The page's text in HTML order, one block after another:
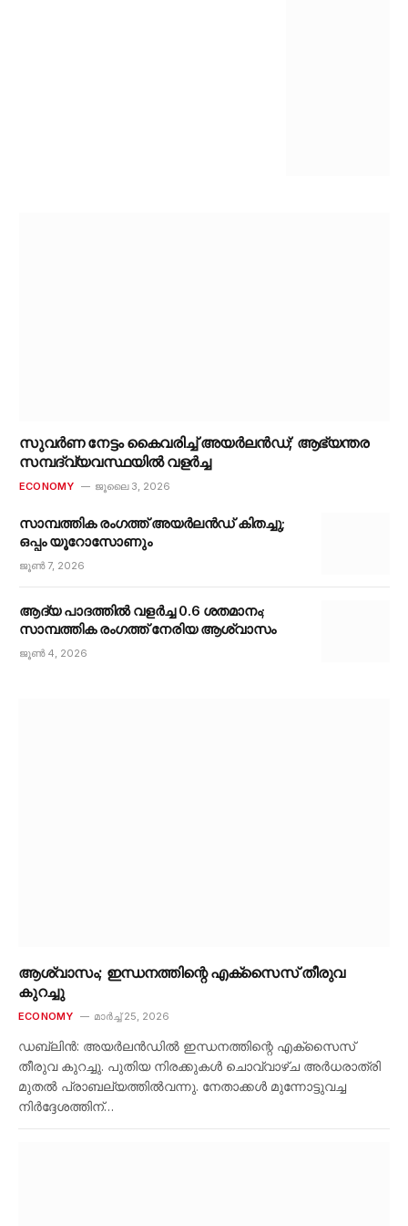
സുവർണ നേട്ടം കൈവരിച്ച് അയർലൻഡ്; ആഭ്യന്തര
സമ്പദ്‌വ്യവസ്ഥയിൽ വളർച്ച
ECONOMY ജൂലൈ 3, 2026
സാമ്പത്തിക രംഗത്ത് അയർലൻഡ് കിതച്ചു;
ഒപ്പം യൂറോസോണും
ജൂൺ 7, 2026
ആദ്യ പാദത്തിൽ വളർച്ച 0.6 ശതമാനം;
സാമ്പത്തിക രംഗത്ത് നേരിയ ആശ്വാസം
ജൂൺ 4, 2026
ആശ്വാസം; ഇന്ധനത്തിന്റെ എക്‌സൈസ് തീരുവ
കുറച്ചു
ECONOMY മാർച്ച്‌ 25, 2026
ഡബ്ലിൻ: അയർലൻഡിൽ ഇന്ധനത്തിന്റെ എക്‌സൈസ്
തീരുവ കുറച്ചു. പുതിയ നിരക്കുകൾ ചൊവ്വാഴ്ച അർധരാത്രി
മുതൽ പ്രാബല്യത്തിൽവന്നു. നേതാക്കൾ മുന്നോട്ടുവച്ച
നിർദ്ദേശത്തിന്…